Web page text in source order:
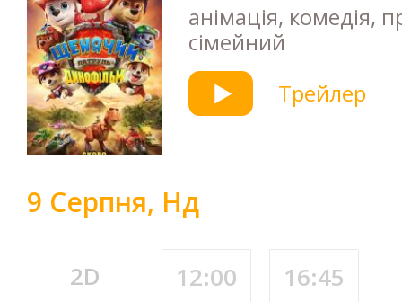
анімація, комедія,
сімейний
Трейлер
9 Серпня, Нд
2D 12:00 16:45